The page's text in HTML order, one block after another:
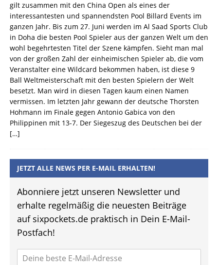
gilt zusammen mit den China Open als eines der
interessantesten und spannendsten Pool Billard Events im
ganzen Jahr. Bis zum 27. Juni werden im Al Saad Sports Club
in Doha die besten Pool Spieler aus der ganzen Welt um den
wohl begehrtesten Titel der Szene kämpfen. Sieht man mal
von der großen Zahl der einheimischen Spieler ab, die vom
Veranstalter eine Wildcard bekommen haben, ist diese 9
Ball Weltmeisterschaft mit den besten Spielern der Welt
besetzt. Man wird in diesen Tagen kaum einen Namen
vermissen. Im letzten Jahr gewann der deutsche Thorsten
Hohmann im Finale gegen Antonio Gabica von den
Philippinen mit 13-7. Der Siegeszug des Deutschen bei der
[…]
JETZT ALLE NEWS PER E-MAIL ERHALTEN!
Abonniere jetzt unseren Newsletter und
erhalte regelmäßig die neuesten Beiträge
auf sixpockets.de praktisch in Dein E-Mail-
Postfach!